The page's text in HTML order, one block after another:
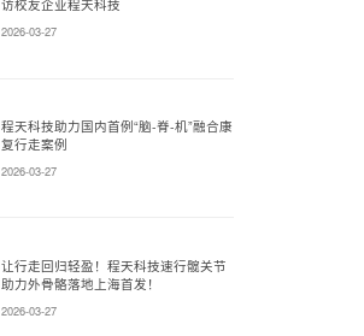
访校友企业程天科技
2026-03-27
程天科技助力国内首例“脑-脊-机”融合康
复行走案例
2026-03-27
让行走回归轻盈！程天科技速行髋关节
助力外骨骼落地上海首发！
2026-03-27